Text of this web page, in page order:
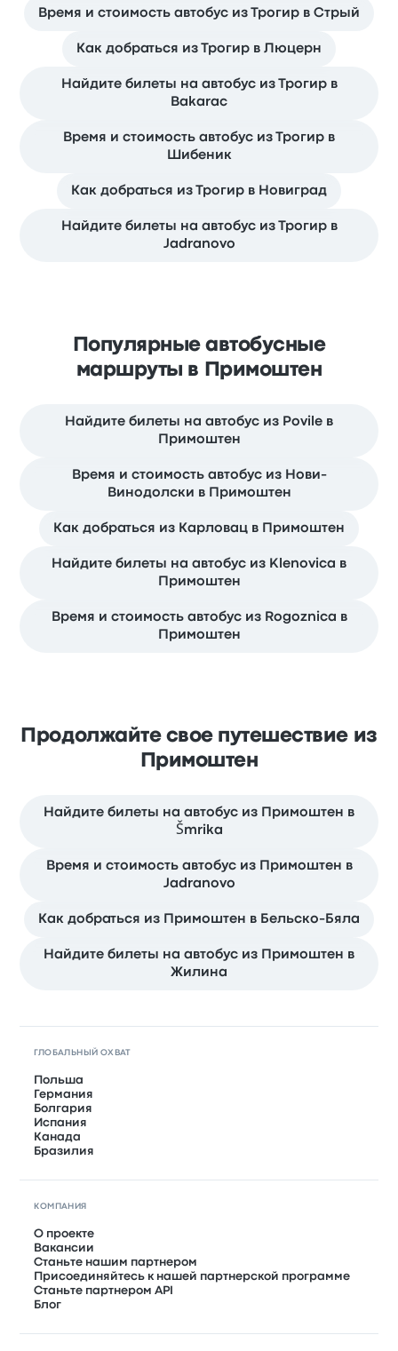
Время и стоимость автобус из Трогир в Стрый
Как добраться из Трогир в Люцерн
Найдите билеты на автобус из Трогир в
Bakarac
Время и стоимость автобус из Трогир в
Шибеник
Как добраться из Трогир в Новиград
Найдите билеты на автобус из Трогир в
Jadranovo
Популярные автобусные
маршруты в Примоштен
Найдите билеты на автобус из Povile в
Примоштен
Время и стоимость автобус из Нови-
Винодолски в Примоштен
Как добраться из Карловац в Примоштен
Найдите билеты на автобус из Klenovica в
Примоштен
Время и стоимость автобус из Rogoznica в
Примоштен
Продолжайте свое путешествие из
Примоштен
Найдите билеты на автобус из Примоштен в
Šmrika
Время и стоимость автобус из Примоштен в
Jadranovo
Как добраться из Примоштен в Бельско-Бяла
Найдите билеты на автобус из Примоштен в
Жилина
ГЛОБАЛЬНЫЙ ОХВАТ
Польша
Германия
Болгария
Испания
Канада
Бразилия
КОМПАНИЯ
О проекте
Вакансии
Станьте нашим партнером
Присоединяйтесь к нашей партнерской программе
Станьте партнером API
Блог